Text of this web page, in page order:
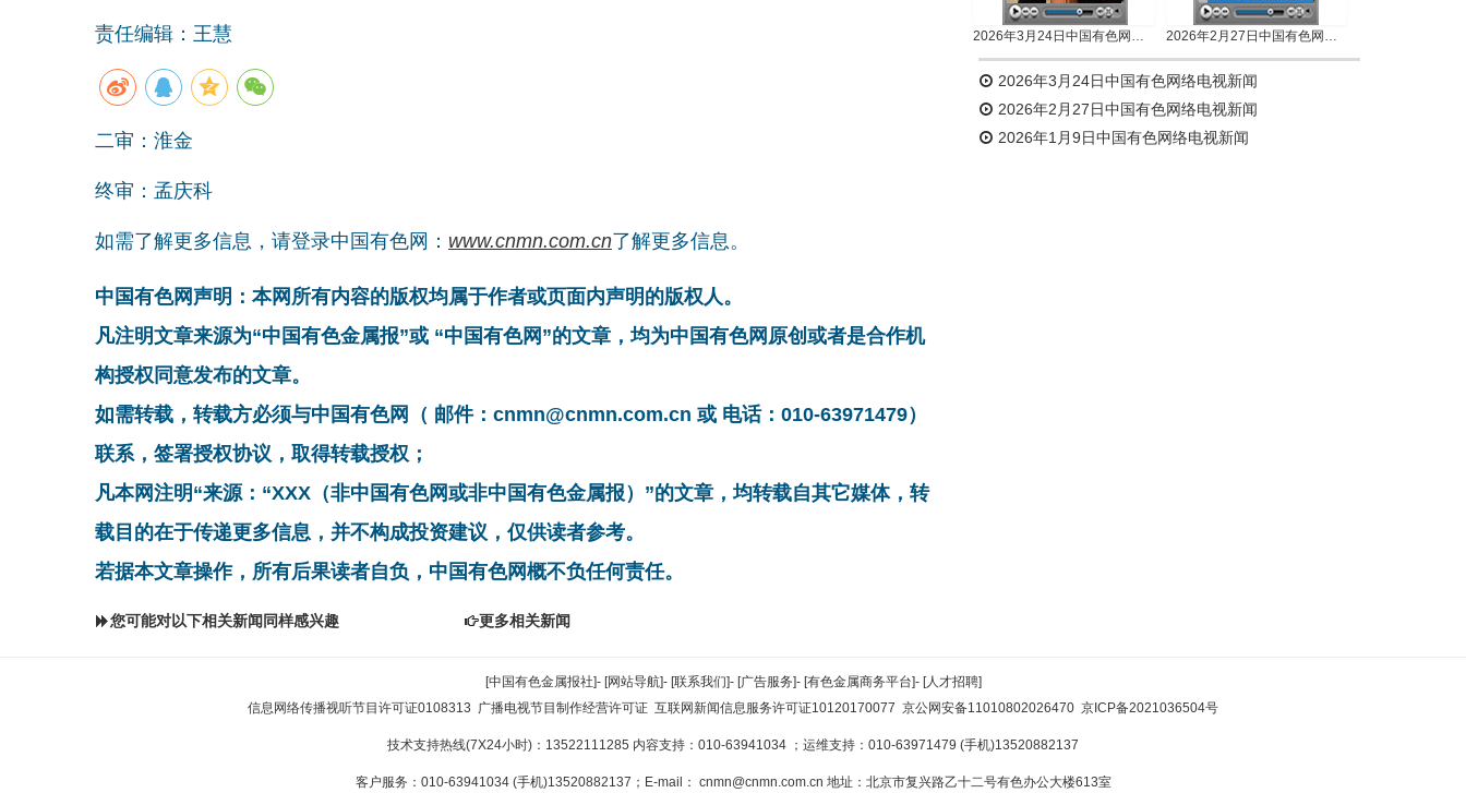
责任编辑：王慧
二审：淮金
终审：孟庆科
如需了解更多信息，请登录中国有色网： www.cnmn.com.cn了解更多信息。
中国有色网声明：本网所有内容的版权均属于作者或页面内声明的版权人。
凡注明文章来源为“中国有色金属报”或 “中国有色网”的文章，均为中国有色网原创或者是合作机
构授权同意发布的文章。
如需转载，转载方必须与中国有色网（ 邮件：cnmn@cnmn.com.cn 或 电话：010-63971479）
联系，签署授权协议，取得转载授权；
凡本网注明“来源：“XXX（非中国有色网或非中国有色金属报）”的文章，均转载自其它媒体，转
载目的在于传递更多信息，并不构成投资建议，仅供读者参考。
若据本文章操作，所有后果读者自负，中国有色网概不负任何责任。
您可能对以下相关新闻同样感兴趣 更多相关新闻
2026年3月24日中国有色网络电视新闻 2026年2月27日中国有色网络电视新闻
2026年3月24日中国有色网络电视新闻
2026年2月27日中国有色网络电视新闻
2026年1月9日中国有色网络电视新闻
[中国有色金属报社]- [网站导航]- [联系我们]- [广告服务]- [有色金属商务平台]- [人才招聘]
信息网络传播视听节目许可证0108313 广播电视节目制作经营许可证 互联网新闻信息服务许可证10120170077 京公网安备11010802026470 京ICP备2021036504号
技术支持热线(7X24小时)：13522111285 内容支持：010-63941034 ；运维支持：010-63971479 (手机)13520882137
客户服务：010-63941034 (手机)13520882137；E-mail： cnmn@cnmn.com.cn 地址：北京市复兴路乙十二号有色办公大楼613室